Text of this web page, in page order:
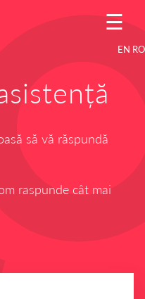
EN RO
☰
să vă răspundă
raspunde cât mai